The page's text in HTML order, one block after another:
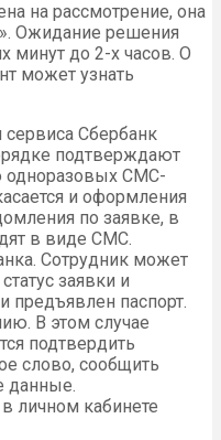
на рассмотрение, она
Ожидание решения
минут до 2-х часов. О
может узнать
Сбербанк
подтверждают
одноразовых СМС-
и оформления
по заявке, в
в виде СМС.
Сотрудник может
заявки и
предъявлен паспорт.
В этом случае
подтвердить
слово, сообщить
данные.
личном кабинете